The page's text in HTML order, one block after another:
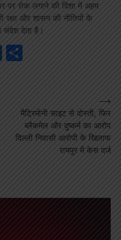
पर रोक लगाने की दिशा में अहम
रक्षा और शासन की नीतियों के
संदेश देता है।
LinkedIn
मैट्रिमोनी साइट से दोस्ती, फिर
ब्लैकमेल और दुष्कर्म का आरोप
दिल्ली निवासी आरोपी के खिलाफ
रायपुर में केस दर्ज
⟶